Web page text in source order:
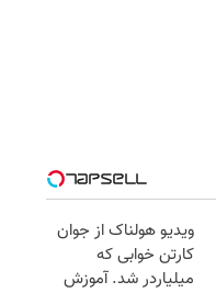
ویدیو هولناک از جوان
کارتن خوابی که
میلیاردر شد. آموزش